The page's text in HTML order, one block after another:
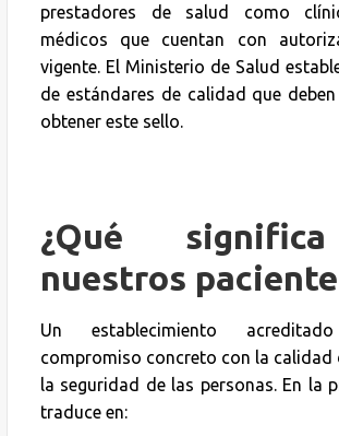
prestadores de salud como
médicos que cuentan con
vigente. El Ministerio de Salud
de estándares de calidad que
obtener este sello.
¿Qué
nuestros
Un establecimiento
compromiso concreto con la calidad
la seguridad de las personas. En la
traduce en: